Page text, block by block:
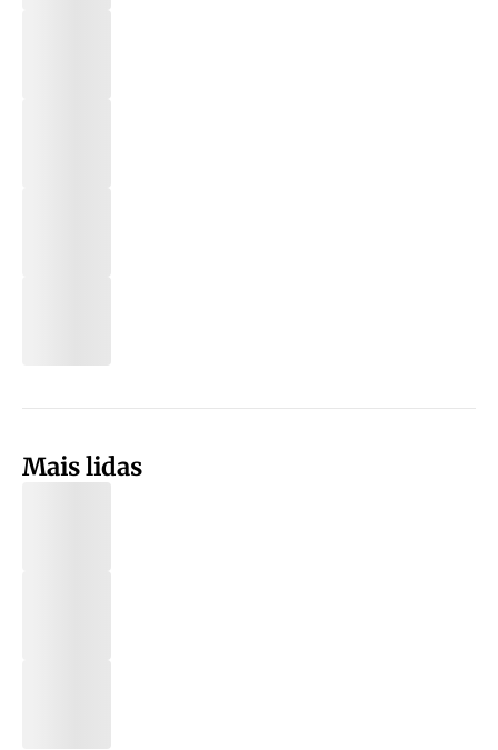
Mais lidas